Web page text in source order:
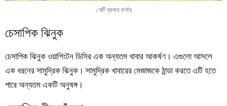
পেটি প্রপার বার্গার
চেসাপিক ঝিনুক
চেসাপিক ঝিনুক ওয়াশিংটন ডিসির এক অন্যতম খাবার আকর্ষণ। এগুলো আসলে
এক ধরনের সামুদ্রিক ঝিনুক। সামুদ্রিক খাবারের মেজাজকে ঠান্ডা করতে এটি হতে
পারে অন্যতম একটি অনুষঙ্গ।